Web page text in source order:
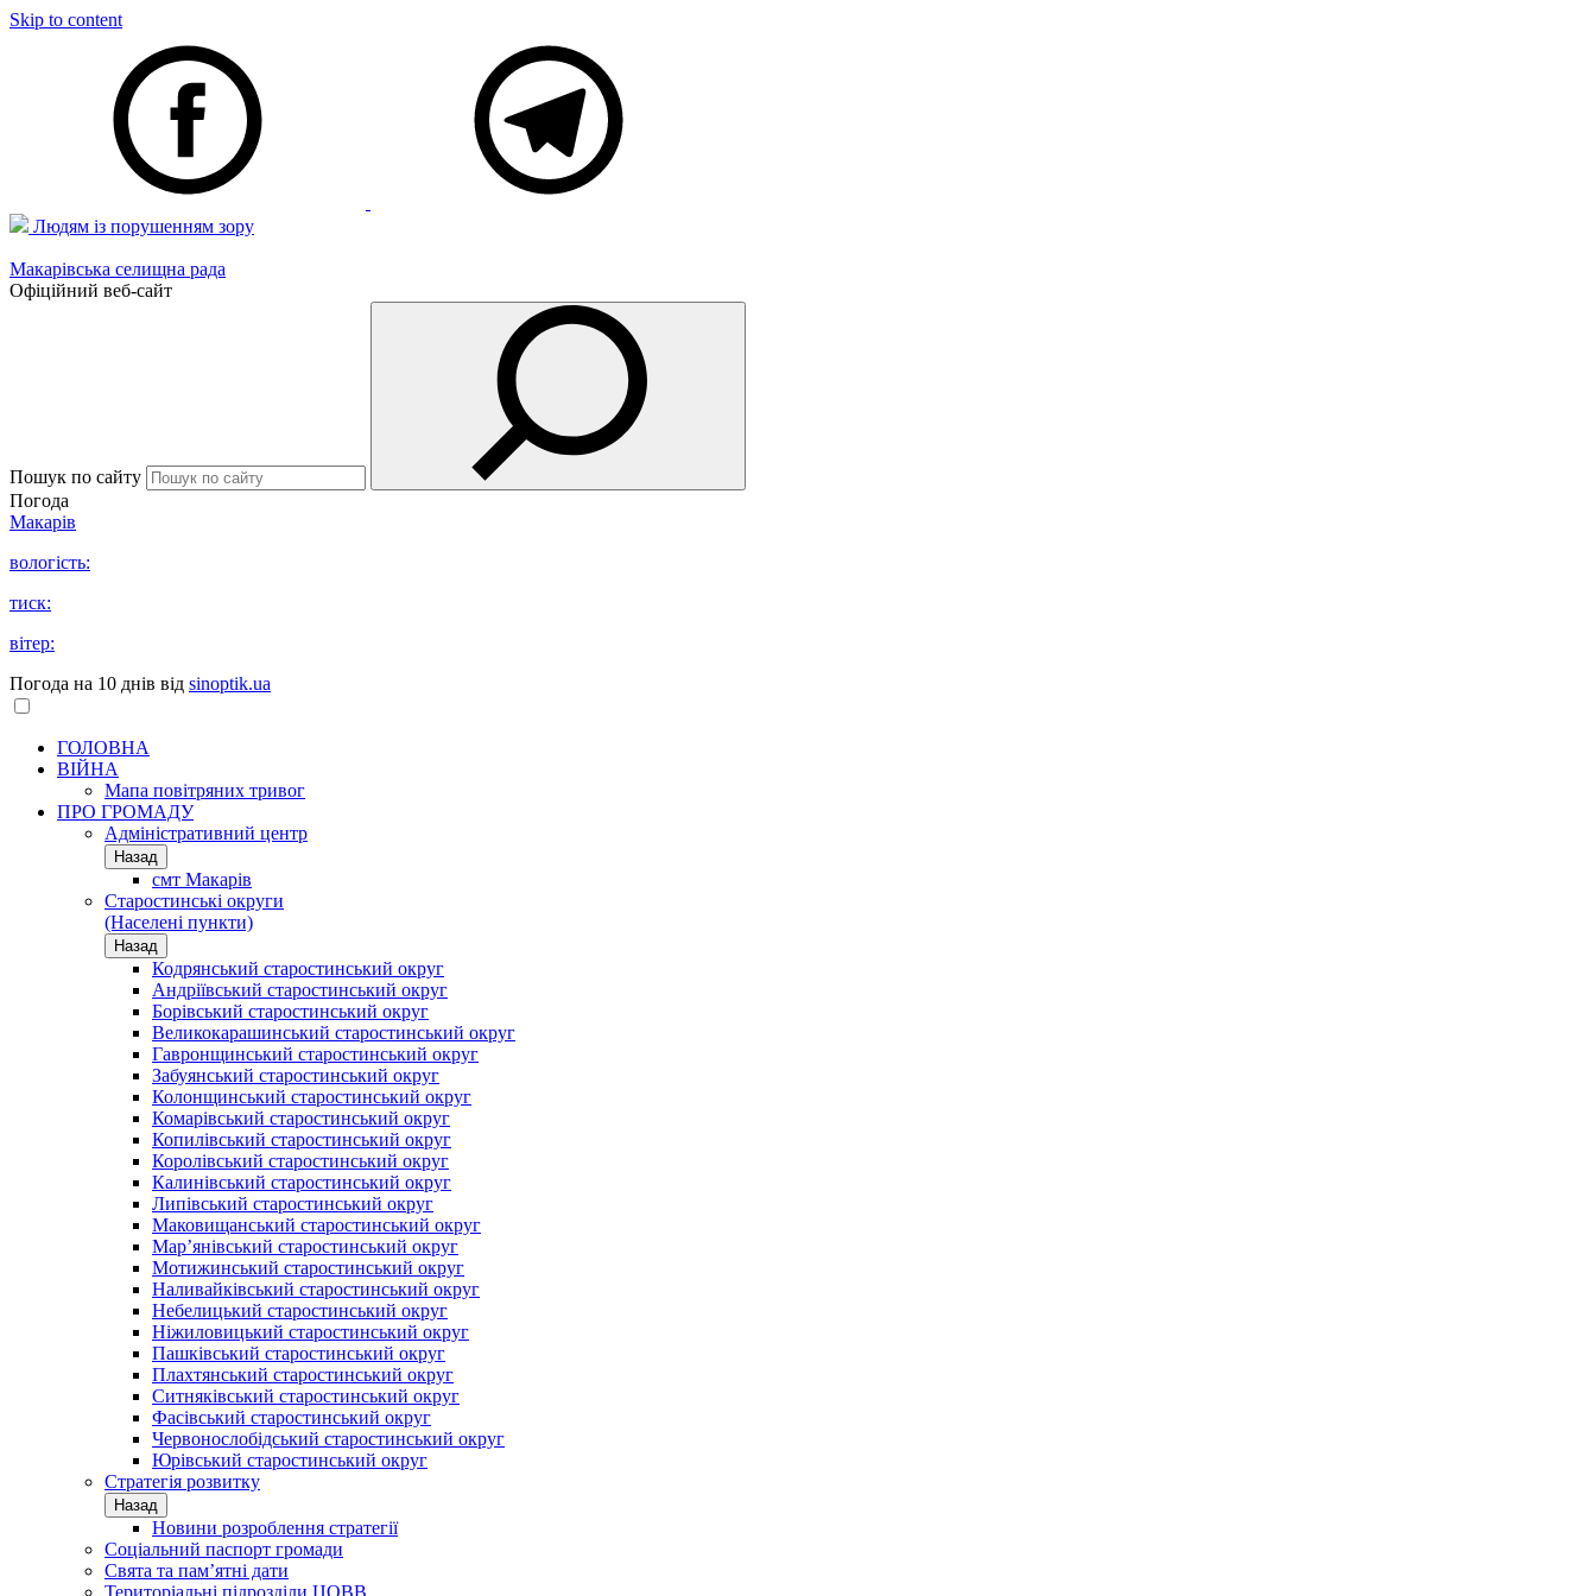
Skip to content
Людям із порушенням зору
Макарівська селищна рада
Офіційний веб-сайт
Пошук по сайту
Погода
Макарів
вологість:
тиск:
вітер:
Погода на 10 днів від sinoptik.ua
ГОЛОВНА
ВІЙНА
Мапа повітряних тривог
ПРО ГРОМАДУ
Aдміністративний центр
Назад
смт Макарів
Старостинські округи
(Населені пункти)
Назад
Кодрянський старостинський округ
Андріївський старостинський округ
Борівський старостинський округ
Великокарашинський старостинський округ
Гавронщинський старостинський округ
Забуянський старостинський округ
Колонщинський старостинський округ
Комарівський старостинський округ
Копилівський старостинський округ
Королівський старостинський округ
Калинівський старостинський округ
Липівський старостинський округ
Маковищанський старостинський округ
Мар’янівський старостинський округ
Мотижинський старостинський округ
Наливайківський старостинський округ
Небелицький старостинський округ
Ніжиловицький старостинський округ
Пашківський старостинський округ
Плахтянський старостинський округ
Ситняківський старостинський округ
Фасівський старостинський округ
Червонослобідський старостинський округ
Юрівський старостинський округ
Стратегія розвитку
Назад
Новини розроблення стратегії
Соціальний паспорт громади
Свята та пам’ятні дати
Територіальні підрозділи ЦОВВ